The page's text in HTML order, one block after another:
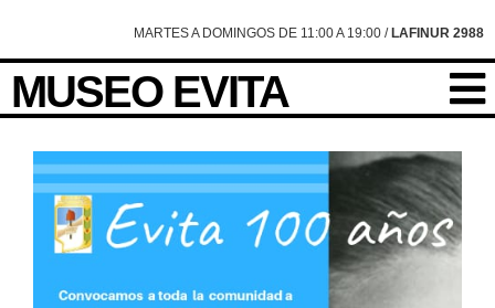
MARTES A DOMINGOS DE 11:00 A 19:00 / LAFINUR 2988
MUSEO EVITA